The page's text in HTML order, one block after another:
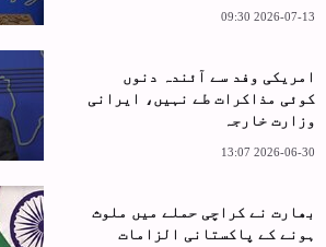
2026-07-13 09:30
امریکی وفد سے آئندہ دنوں
کوئی مذاکرات طے نہیں، ایرانی
وزارت خارجہ
2026-06-30 13:07
بھارت نے کراچی حملے میں ملوث
ہونے کے پاکستانی الزامات